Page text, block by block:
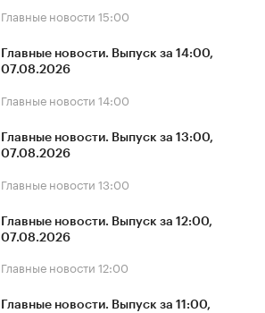
Главные новости 15:00
Главные новости. Выпуск за 14:00,
07.08.2026
Главные новости 14:00
Главные новости. Выпуск за 13:00,
07.08.2026
Главные новости 13:00
Главные новости. Выпуск за 12:00,
07.08.2026
Главные новости 12:00
Главные новости. Выпуск за 11:00,